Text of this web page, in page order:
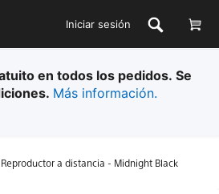
Iniciar sesión
en todos los pedidos. Se
Más información.
a distancia - Midnight Black